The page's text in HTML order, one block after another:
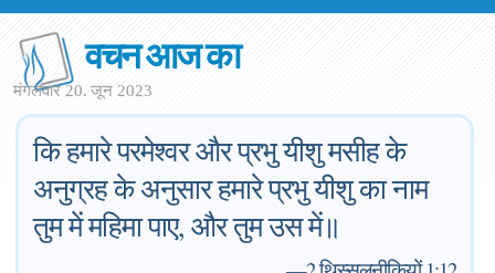
वचन आज का
मंगलवार 20. जून 2023
कि हमारे परमेश्वर और प्रभु यीशु मसीह के
अनुग्रह के अनुसार हमारे प्रभु यीशु का नाम
तुम में महिमा पाए, और तुम उस में॥